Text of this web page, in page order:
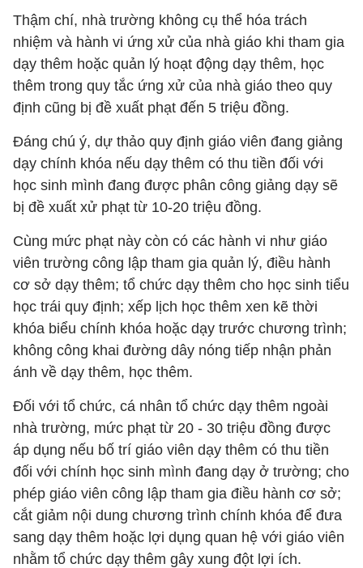
Thậm chí, nhà trường không cụ thể hóa trách
nhiệm và hành vi ứng xử của nhà giáo khi tham gia
dạy thêm hoặc quản lý hoạt động dạy thêm, học
thêm trong quy tắc ứng xử của nhà giáo theo quy
định cũng bị đề xuất phạt đến 5 triệu đồng.
Đáng chú ý, dự thảo quy định giáo viên đang giảng
dạy chính khóa nếu dạy thêm có thu tiền đối với
học sinh mình đang được phân công giảng dạy sẽ
bị đề xuất xử phạt từ 10-20 triệu đồng.
Cùng mức phạt này còn có các hành vi như giáo
viên trường công lập tham gia quản lý, điều hành
cơ sở dạy thêm; tổ chức dạy thêm cho học sinh tiểu
học trái quy định; xếp lịch học thêm xen kẽ thời
khóa biểu chính khóa hoặc dạy trước chương trình;
không công khai đường dây nóng tiếp nhận phản
ánh về dạy thêm, học thêm.
Đối với tổ chức, cá nhân tổ chức dạy thêm ngoài
nhà trường, mức phạt từ 20 - 30 triệu đồng được
áp dụng nếu bố trí giáo viên dạy thêm có thu tiền
đối với chính học sinh mình đang dạy ở trường; cho
phép giáo viên công lập tham gia điều hành cơ sở;
cắt giảm nội dung chương trình chính khóa để đưa
sang dạy thêm hoặc lợi dụng quan hệ với giáo viên
nhằm tổ chức dạy thêm gây xung đột lợi ích.